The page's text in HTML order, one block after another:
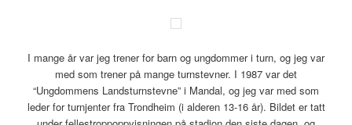
I mange år var jeg trener for barn og ungdommer i turn, og jeg var
med som trener på mange turnstevner. I 1987 var det
“Ungdommens Landsturnstevne” i Mandal, og jeg var med som
leder for turnjenter fra Trondheim (i alderen 13-16 år). Bildet er tatt